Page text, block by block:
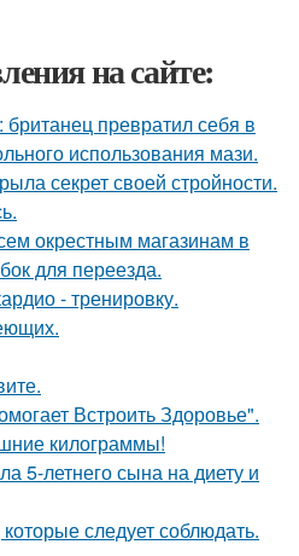
на сайте:
превратил себя в
использования мази.
секрет своей стройности.
окрестным магазинам в
для переезда.
- тренировку.
Встроить Здоровье".
килограммы!
5-летнего сына на диету и
следует соблюдать.